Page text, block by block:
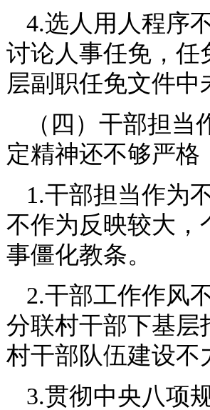
4.选人用人程序
讨论人事任免，任
层副职任免文件
（四）干部担
定精神还不够严格
1.干部担当作为
不作为反映较大，
事僵化教条。
2.干部工作作风
分联村干部下基层
村干部队伍建设不
3.贯彻中央八项